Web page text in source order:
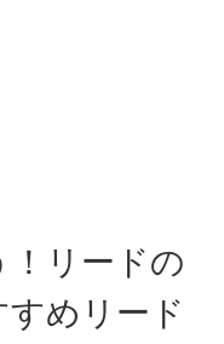
！リードの
すめリード